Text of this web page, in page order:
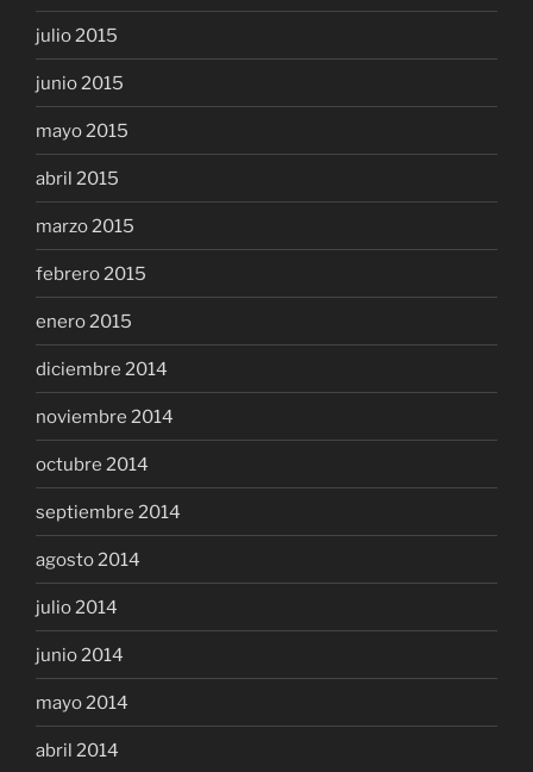
julio 2015
junio 2015
mayo 2015
abril 2015
marzo 2015
febrero 2015
enero 2015
diciembre 2014
noviembre 2014
octubre 2014
septiembre 2014
agosto 2014
julio 2014
junio 2014
mayo 2014
abril 2014